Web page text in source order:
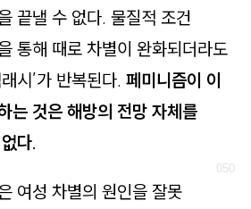
끝낼 수 없다. 물질적 조건
통해 때로 차별이 완화되더라도
시’가 반복된다. 페미니즘이 이
는 것은 해방의 전망 자체를
다.
여성 차별의 원인을 잘못